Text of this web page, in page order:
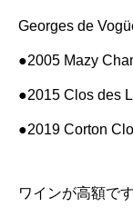
Georges de
●2005 Mazy
●2015 Clos des
●2019 Corton
ワインが高額で